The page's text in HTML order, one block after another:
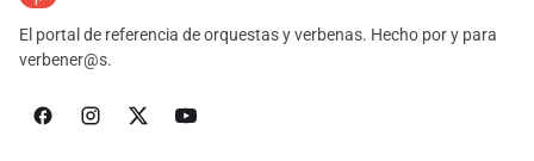
El portal de referencia de orquestas y verbenas. Hecho por y para
verbener@s.